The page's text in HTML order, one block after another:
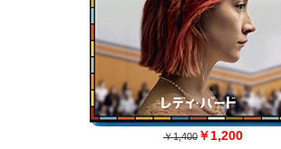
￥1,400 ￥1,200